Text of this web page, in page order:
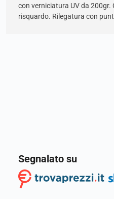
con verniciatura UV da 200gr.
risquardo. Rilegatura con
Segnalato su